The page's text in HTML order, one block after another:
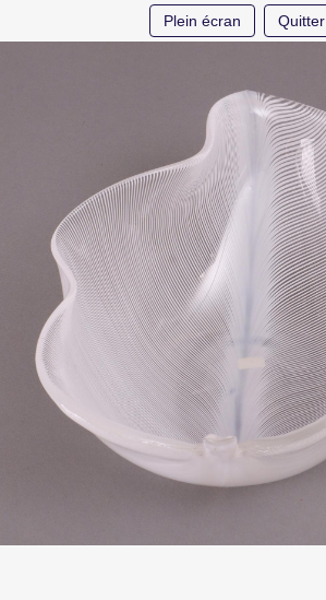
Plein écran Quitter